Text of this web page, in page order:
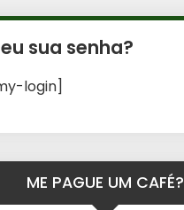
sua senha?
login]
ME PAGUE UM CAFÉ?